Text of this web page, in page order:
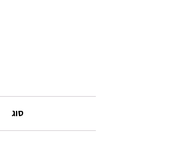
סוג